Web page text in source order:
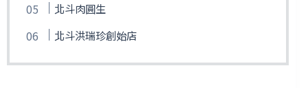
北斗肉圓生
北斗洪瑞珍創始店